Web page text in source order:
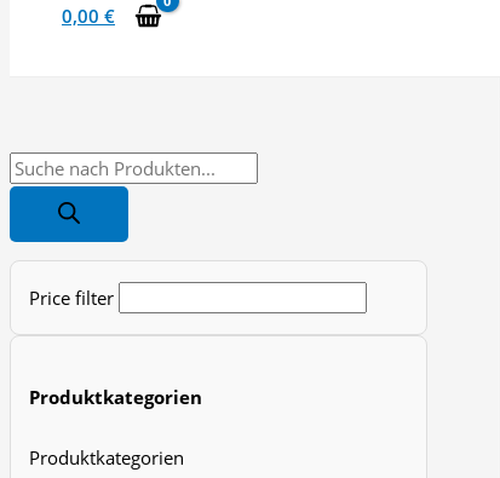
0,00 €
P
o
c
Price filter
Produktkategorien
Produktkategorien